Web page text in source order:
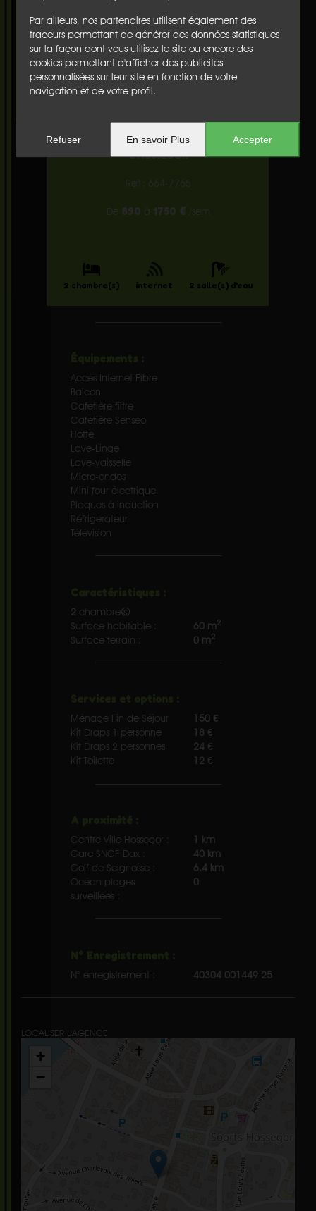
Par ailleurs, nos partenaires utilisent également des
traceurs permettant de générer des données statistiques
sur la façon dont vous utilisez le site ou encore des
cookies permettant d'afficher des publicités
personnalisées sur leur site en fonction de votre
navigation et de votre profil.
Refuser En savoir Plus Accepter
Avec fenêtre
2.3 m2
Balcon :
Vue sur l'océan, mobilier de jardin
Sud
Appartement
à HOSSEGOR
Ref : 664-7765
De 890 à 1750 € /sem
2 chambre(s) internet 2 salle(s) d'eau
Accès Internet Fibre
Balcon
Cafetière filtre
Cafetière Senseo
Hotte
Lave-Linge
Lave-vaisselle
Micro-ondes
Mini four électrique
Plaques à induction
Réfrigérateur
Télévision
2 chambre(s)
Surface habitable :
60 m2
Surface terrain : 0 m2
Ménage Fin de Séjour
150 €
Kit Draps 1 personne
18 €
Kit Draps 2 personnes
24 €
Kit Toilette
12 €
Centre Ville Hossegor :
1 km
Gare SNCF Dax :
40 km
Golf de Seignosse :
6.4 km
Océan plages
surveillées :
0
N° enregistrement : 40304 001449 25
LOCALISER L'AGENCE
+
−